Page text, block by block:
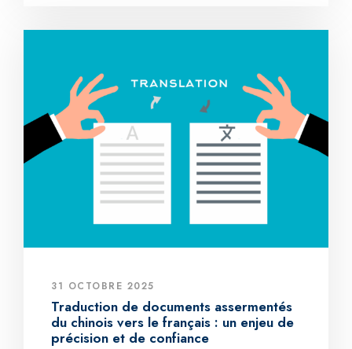
31 OCTOBRE 2025
Traduction de documents assermentés
du chinois vers le français : un enjeu de
précision et de confiance